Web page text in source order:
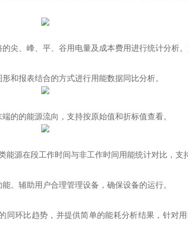
、峰、平、谷用电量及成本费用进行统计分析。
报表结合的方式进行用能数据同比分析。
的能源流向，支持按原始值和折标值查看。
在段工作时间与非工作时间用能统计对比，支
辅助用户合理管理设备，确保设备的运行。
环比趋势，并提供简单的能耗分析结果，针对